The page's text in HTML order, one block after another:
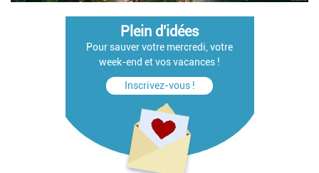
Plein d'idées
Pour sauver votre mercredi, votre
week-end et vos vacances !
Inscrivez-vous !